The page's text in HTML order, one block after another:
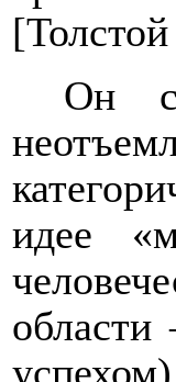
[
Он
идее
области